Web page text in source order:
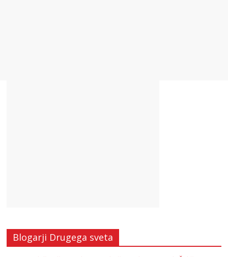
Blogarji Drugega sveta